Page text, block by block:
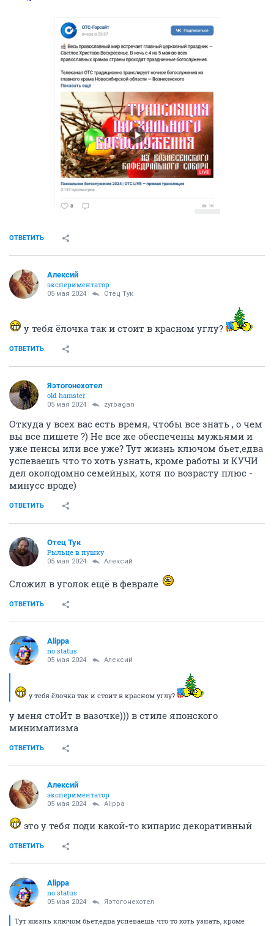
ОТВЕТИТЬ
Алексий
экспериментатор
05 мая 2024 Отец Тук
у тебя ёлочка так и стоит в красном углу?
ОТВЕТИТЬ
Яэтогонехотел
old hamster
05 мая 2024 zyrbagan
Откуда у всех вас есть время, чтобы все знать , о чем
вы все пишете ?) Не все же обеспечены мужьями и
уже пенсы или все уже? Тут жизнь ключом бьет,едва
успеваешь что то хоть узнать, кроме работы и КУЧИ
дел околодомно семейных, хотя по возрасту плюс -
минусс вроде)
ОТВЕТИТЬ
Отец Тук
Рыльце в пушку
05 мая 2024 Алексий
Сложил в уголок ещё в феврале
ОТВЕТИТЬ
Alippa
no status
05 мая 2024 Алексий
у тебя ёлочка так и стоит в красном углу?
у меня стоИт в вазочке))) в стиле японского
минимализма
ОТВЕТИТЬ
Алексий
экспериментатор
05 мая 2024 Alippa
это у тебя поди какой-то кипарис декоративный
ОТВЕТИТЬ
Alippa
no status
05 мая 2024 Яэтогонехотел
Тут жизнь ключом бьет,едва успеваешь что то хоть узнать, кроме